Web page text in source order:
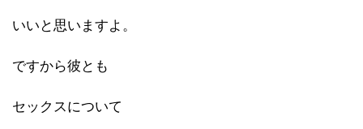
いいと思いますよ。
ですから彼とも
セックスについて